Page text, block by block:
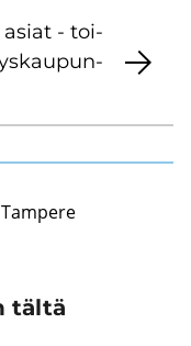
asiat - toi­
tältä